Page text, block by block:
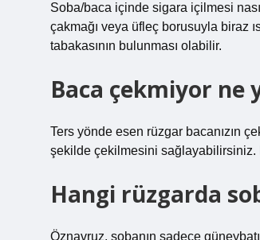
Soba/baca içinde sigara içilmesi
çakmağı veya üfleç borusuyla biraz
tabakasının bulunması olabilir.
Baca çekmiyor ne
Ters yönde esen rüzgar bacanızın
şekilde çekilmesini sağlayabilirsiniz.
Hangi rüzgarda
Öznavruz, sobanın sadece